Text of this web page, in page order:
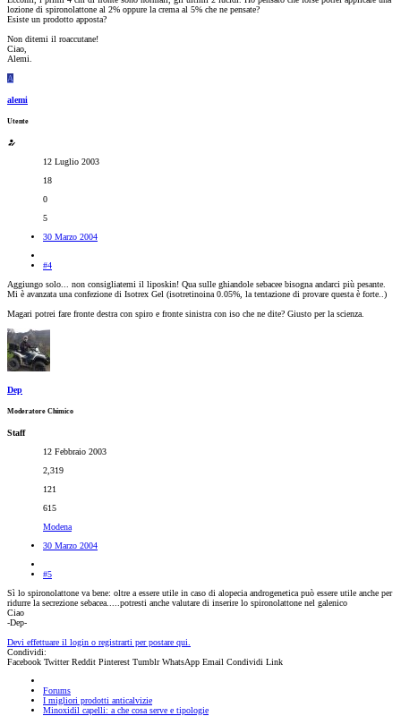
lozione di spironolattone al 2% oppure la crema al 5% che ne pensate?
Esiste un prodotto apposta?
Non ditemi il roaccutane!
Ciao,
Alemi.
A
alemi
Utente
12 Luglio 2003
18
0
5
30 Marzo 2004
#4
Aggiungo solo... non consigliatemi il liposkin! Qua sulle ghiandole sebacee bisogna andarci più pesante.
Mi è avanzata una confezione di Isotrex Gel (isotretinoina 0.05%, la tentazione di provare questa è forte..)
Magari potrei fare fronte destra con spiro e fronte sinistra con iso che ne dite? Giusto per la scienza.
Dep
Moderatore Chimico
Staff
12 Febbraio 2003
2,319
121
615
Modena
30 Marzo 2004
#5
Sì lo spironolattone va bene: oltre a essere utile in caso di alopecia androgenetica può essere utile anche per
ridurre la secrezione sebacea.....potresti anche valutare di inserire lo spironolattone nel galenico
Ciao
-Dep-
Devi effettuare il login o registrarti per postare qui.
Condividi:
Facebook Twitter Reddit Pinterest Tumblr WhatsApp Email Condividi Link
Forums
I migliori prodotti anticalvizie
Minoxidil capelli: a che cosa serve e tipologie